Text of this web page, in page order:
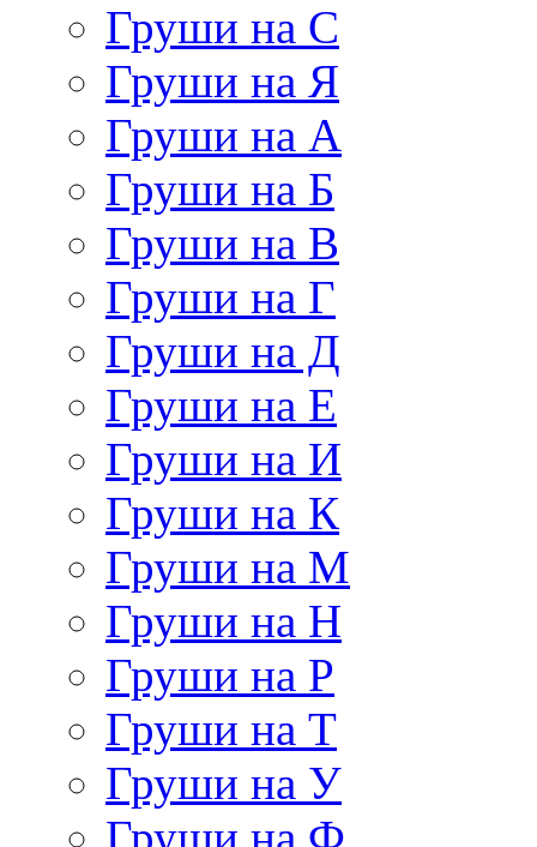
Груши на С
Груши на Я
Груши на А
Груши на Б
Груши на В
Груши на Г
Груши на Д
Груши на Е
Груши на И
Груши на К
Груши на М
Груши на Н
Груши на Р
Груши на Т
Груши на У